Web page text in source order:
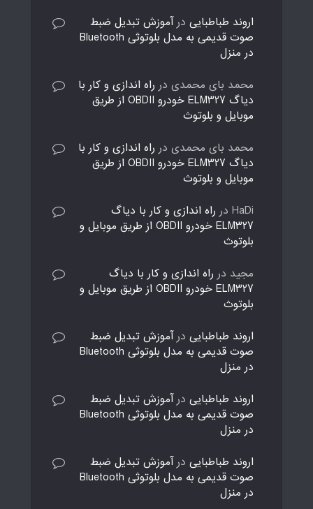
اروند طباطبایی در آموزش تبدیل ضبط
صوت قدیمی به مدل بلوتوثی Bluetooth
در منزل
محمد بای محمدی در راه اندازی و کار با
دیاگ ELM327 خودرو OBDII از طریق
موبایل و بلوتوث
محمد بای محمدی در راه اندازی و کار با
دیاگ ELM327 خودرو OBDII از طریق
موبایل و بلوتوث
HaDi در راه اندازی و کار با دیاگ
ELM327 خودرو OBDII از طریق موبایل و
بلوتوث
مجید در راه اندازی و کار با دیاگ
ELM327 خودرو OBDII از طریق موبایل و
بلوتوث
اروند طباطبایی در آموزش تبدیل ضبط
صوت قدیمی به مدل بلوتوثی Bluetooth
در منزل
اروند طباطبایی در آموزش تبدیل ضبط
صوت قدیمی به مدل بلوتوثی Bluetooth
در منزل
اروند طباطبایی در آموزش تبدیل ضبط
صوت قدیمی به مدل بلوتوثی Bluetooth
در منزل